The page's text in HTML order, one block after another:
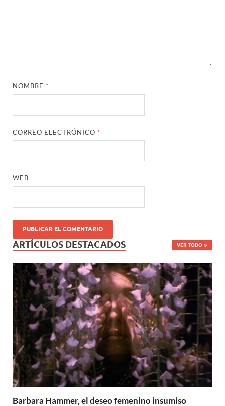
NOMBRE *
CORREO ELECTRÓNICO *
WEB
ARTÍCULOS DESTACADOS VER TODO
Barbara Hammer, el deseo femenino insumiso